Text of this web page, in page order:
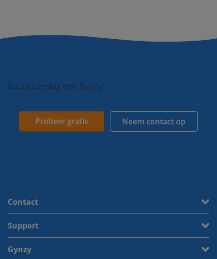
Ga aan de slag met Gynzy!
Probeer gratis Neem contact op
Contact
Support
Gynzy